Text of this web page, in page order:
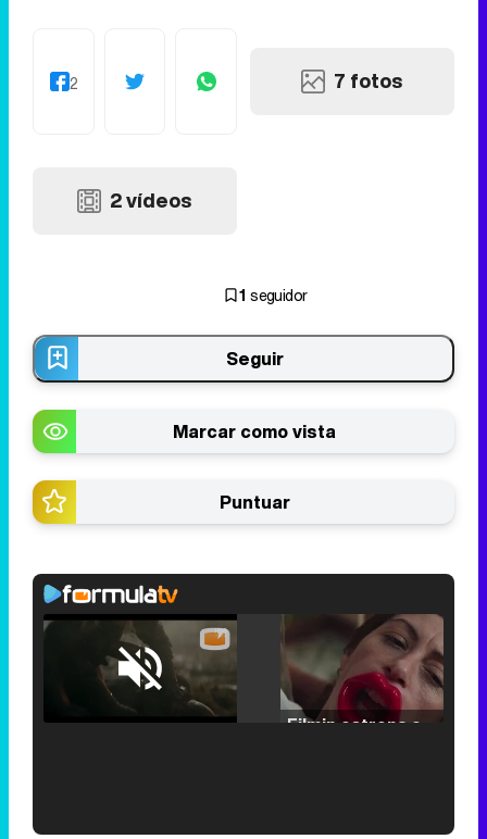
2 7 fotos
2 vídeos
1 seguidor
Seguir
Marcar como vista
Puntuar
Unmute /
Loaded:
25.30%